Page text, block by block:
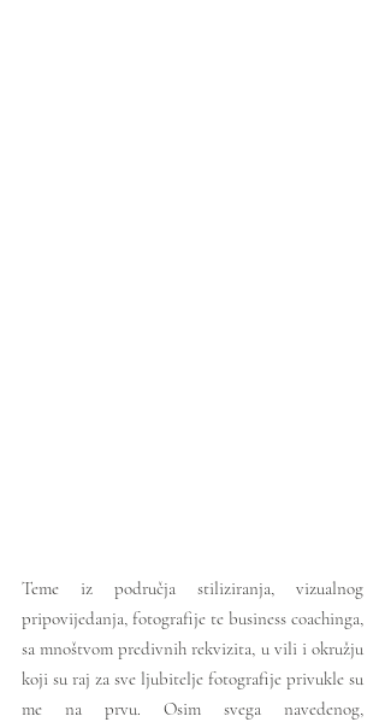
Teme iz područja stiliziranja, vizualnog
pripovijedanja, fotografije te business coachinga,
sa mnoštvom predivnih rekvizita, u vili i okružju
koji su raj za sve ljubitelje fotografije privukle su
me na prvu. Osim svega navedenog,